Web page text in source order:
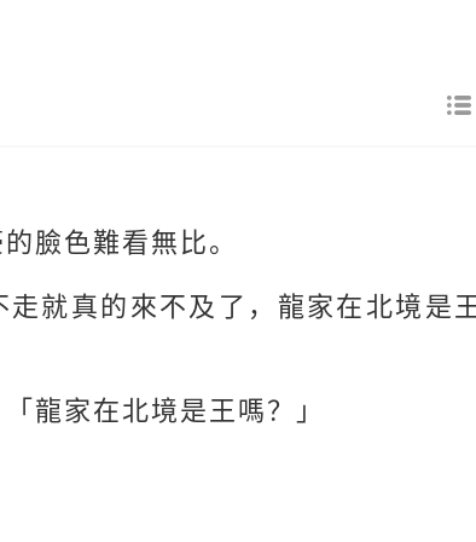
臉色難看無比。
走就真的來不及了，龍家在北境是
龍家在北境是王嗎？」